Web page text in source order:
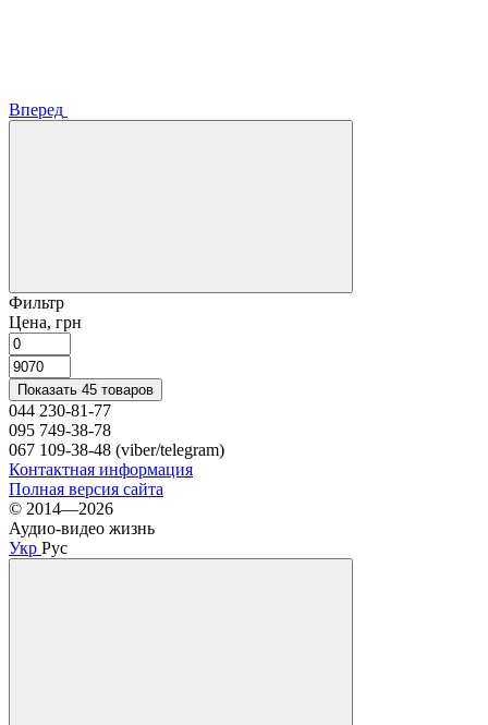
Вперед
Фильтр
Цена, грн
Показать 45 товаров
044 230-81-77
095 749-38-78
067 109-38-48 (viber/telegram)
Контактная информация
Полная версия сайта
© 2014—2026
Аудио-видео жизнь
Укр Рус